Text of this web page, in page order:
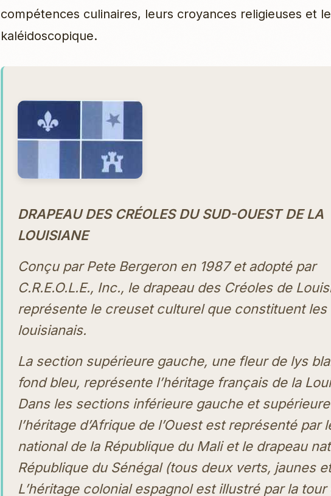
compétences culinaires, leurs croyances religieuses et
kaléidoscopique.
DRAPEAU DES CRÉOLES DU SUD-OUEST DE LA
LOUISIANE
Conçu par Pete Bergeron en 1987 et adopté par
C.R.E.O.L.E., Inc., le drapeau des Créoles de
représente le creuset culturel que constituent les
louisianais.
La section supérieure gauche, une fleur de lys
fond bleu, représente l’héritage français de la
Dans les sections inférieure gauche et
l’héritage d’Afrique de l’Ouest est représenté par
national de la République du Mali et le drapeau
République du Sénégal (tous deux verts, jaunes
L’héritage colonial espagnol est illustré par la tour